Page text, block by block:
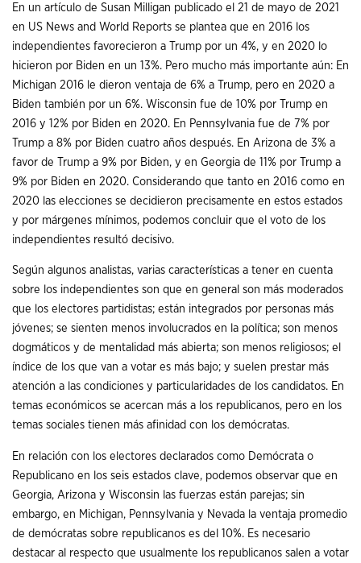
En un artículo de Susan Milligan publicado el 21 de mayo de 2021
en US News and World Reports se plantea que en 2016 los
independientes favorecieron a Trump por un 4%, y en 2020 lo
hicieron por Biden en un 13%. Pero mucho más importante aún: En
Michigan 2016 le dieron ventaja de 6% a Trump, pero en 2020 a
Biden también por un 6%. Wisconsin fue de 10% por Trump en
2016 y 12% por Biden en 2020. En Pennsylvania fue de 7% por
Trump a 8% por Biden cuatro años después. En Arizona de 3% a
favor de Trump a 9% por Biden, y en Georgia de 11% por Trump a
9% por Biden en 2020. Considerando que tanto en 2016 como en
2020 las elecciones se decidieron precisamente en estos estados
y por márgenes mínimos, podemos concluir que el voto de los
independientes resultó decisivo.
Según algunos analistas, varias características a tener en cuenta
sobre los independientes son que en general son más moderados
que los electores partidistas; están integrados por personas más
jóvenes; se sienten menos involucrados en la política; son menos
dogmáticos y de mentalidad más abierta; son menos religiosos; el
índice de los que van a votar es más bajo; y suelen prestar más
atención a las condiciones y particularidades de los candidatos. En
temas económicos se acercan más a los republicanos, pero en los
temas sociales tienen más afinidad con los demócratas.
En relación con los electores declarados como Demócrata o
Republicano en los seis estados clave, podemos observar que en
Georgia, Arizona y Wisconsin las fuerzas están parejas; sin
embargo, en Michigan, Pennsylvania y Nevada la ventaja promedio
de demócratas sobre republicanos es del 10%. Es necesario
destacar al respecto que usualmente los republicanos salen a votar